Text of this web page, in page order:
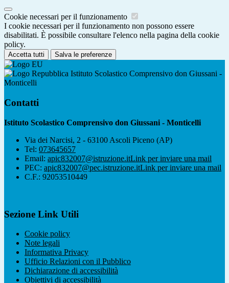
Cookie necessari per il funzionamento
I cookie necessari per il funzionamento non possono essere
disabilitati. È possibile consultare l'elenco nella pagina della cookie
policy.
Accetta tutti Salva le preferenze
Istituto Scolastico Comprensivo don Giussani -
Monticelli
Contatti
Istituto Scolastico Comprensivo don Giussani - Monticelli
Via dei Narcisi, 2 - 63100 Ascoli Piceno (AP)
Tel: 073645657
Email: apic832007@istruzione.itLink per inviare una mail
PEC: apic832007@pec.istruzione.itLink per inviare una mail
C.F.: 92053510449
Sezione Link Utili
Cookie policy
Note legali
Informativa Privacy
Ufficio Relazioni con il Pubblico
Dichiarazione di accessibilità
Obiettivi di accessibilità